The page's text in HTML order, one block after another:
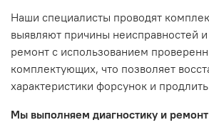
Гарантия не распространяется на
Истек гарантийный срок.
Товар является расходным
тормозные колодки, диски
Наши специалисты проводят
выявляют причины неисправностей
ремонт с использованием
комплектующих, что позволяет
характеристики форсунок и
Мы выполняем диагностику и